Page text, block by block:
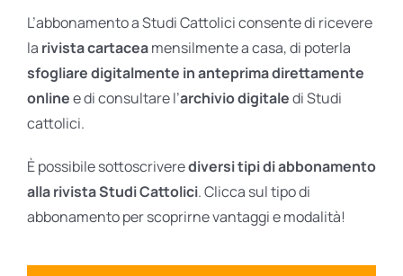
Ares Digital
Ares Gift Card
L’abbonamento a Studi Cattolici consente di ricevere
la rivista cartaceamensilmente a casa, di poterla
sfogliare digitalmente in anteprima direttamente
onlinee di consultare l’archivio digitaledi Studi
cattolici.
È possibile sottoscriverediversi tipi di abbonamento
alla rivista Studi Cattolici. Clicca sul tipo di
abbonamento per scoprirne vantaggi e modalità!